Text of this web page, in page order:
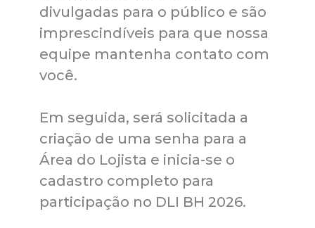
divulgadas para o público e são
imprescindíveis para que nossa
equipe mantenha contato com
você.
Em seguida, será solicitada a
criação de uma senha para a
Área do Lojista e inicia-se o
cadastro completo para
participação no DLI BH 2026.